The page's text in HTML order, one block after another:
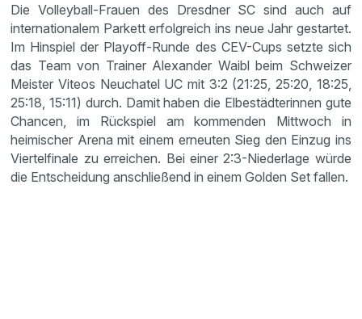
Die Volleyball-Frauen des Dresdner SC sind auch auf
internationalem Parkett erfolgreich ins neue Jahr gestartet.
Im Hinspiel der Playoff-Runde des CEV-Cups setzte sich
das Team von Trainer Alexander Waibl beim Schweizer
Meister Viteos Neuchatel UC mit 3:2 (21:25, 25:20, 18:25,
25:18, 15:11) durch. Damit haben die Elbestädterinnen gute
Chancen, im Rückspiel am kommenden Mittwoch in
heimischer Arena mit einem erneuten Sieg den Einzug ins
Viertelfinale zu erreichen. Bei einer 2:3-Niederlage würde
die Entscheidung anschließend in einem Golden Set fallen.